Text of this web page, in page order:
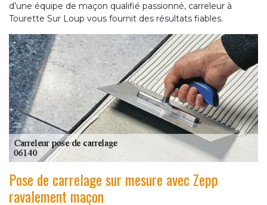
d’une équipe de maçon qualifié passionné, carreleur à
Tourette Sur Loup vous fournit des résultats fiables.
Pose de carrelage sur mesure avec Zepp
ravalement maçon